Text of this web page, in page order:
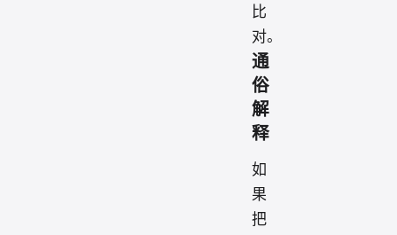
比
对。
通
俗
解
释
如
果
把